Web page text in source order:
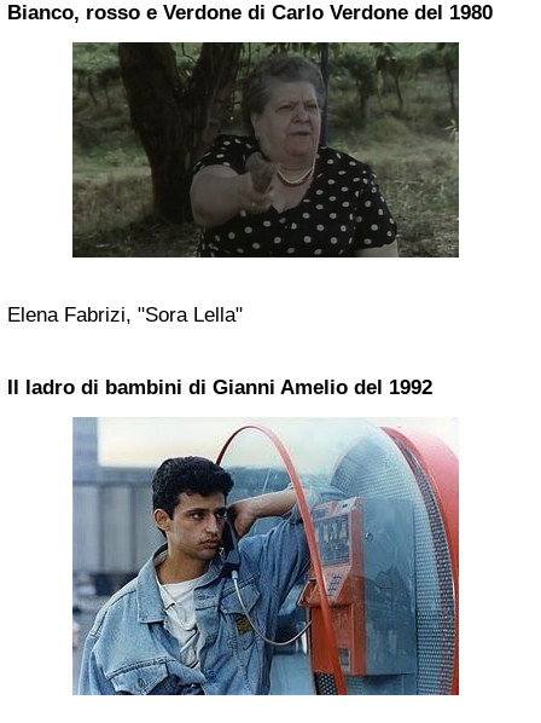
Bianco, rosso e Verdone di Carlo Verdone del 1980
Elena Fabrizi, "Sora Lella"
Il ladro di bambini di Gianni Amelio del 1992